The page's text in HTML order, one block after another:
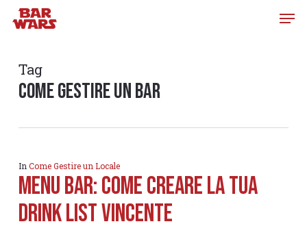
Skip
content
Tag
come gestire un bar
In Come Gestire un Locale
Menu bar: come creare la tua
drink list vincente